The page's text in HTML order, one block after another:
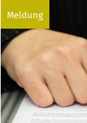
Meldung